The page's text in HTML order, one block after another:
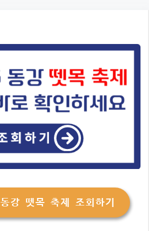
강 뗏목 축제 조회하기